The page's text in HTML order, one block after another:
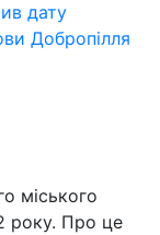
дату
Добропілля
міського
року. Про це